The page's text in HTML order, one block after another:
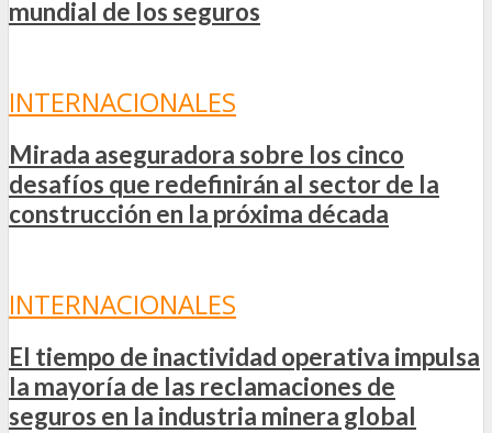
mundial de los seguros
INTERNACIONALES
Mirada aseguradora sobre los cinco
desafíos que redefinirán al sector de la
construcción en la próxima década
INTERNACIONALES
El tiempo de inactividad operativa impulsa
la mayoría de las reclamaciones de
seguros en la industria minera global